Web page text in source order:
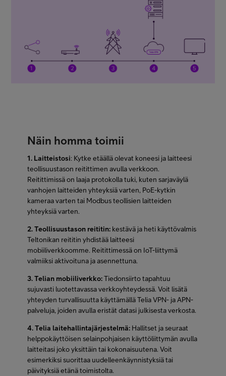
Näin homma toimii
1. Laitteistosi: Kytke etäällä olevat koneesi ja laitteesi
teollisuustason reitittimen avulla verkkoon.
Reitittimissä on laaja protokolla tuki, kuten sarjaväylä
vanhojen laitteiden yhteyksiä varten, PoE-kytkin
kameraa varten tai Modbus teollisien laitteiden
yhteyksiä varten.
2. Teollisuustason reititin: kestävä ja heti käyttövalmis
Teltonikan reititin yhdistää laitteesi
mobiiliverkkoomme. Reitittimessä on IoT-liittymä
valmiiksi aktivoituna ja asennettuna.
3. Telian mobiiliverkko:Tiedonsiirto tapahtuu
sujuvasti luotettavassa verkkoyhteydessä. Voit lisätä
yhteyden turvallisuutta käyttämällä Telia VPN- ja APN-
palveluja, joiden avulla eristät datasi julkisesta verkosta.
4. Telia laitehallintajärjestelmä: Hallitset ja seuraat
helppokäyttöisen selainpohjaisen käyttöliittymän avulla
laitteitasi joko yksittäin tai kokonaisuutena. Voit
esimerkiksi suorittaa uudelleenkäynnistyksiä tai
päivityksiä etänä toimistolta.